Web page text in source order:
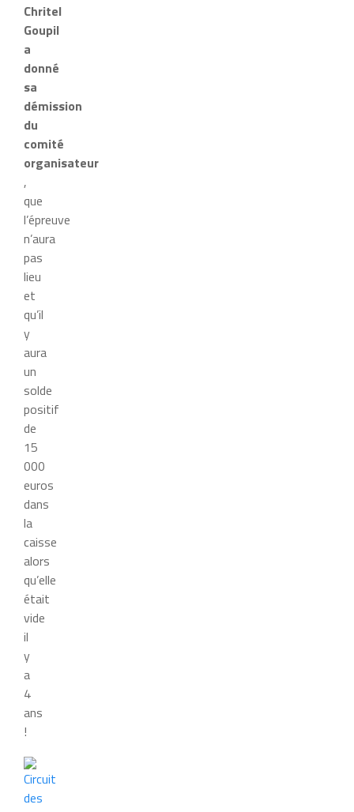
Chritel
Goupil
a
donné
sa
démission
du
comité
organisateur
,
que
l’épreuve
n’aura
pas
lieu
et
qu’il
y
aura
un
solde
positif
de
15
000
euros
dans
la
caisse
alors
qu’elle
était
vide
il
y
a
4
ans
!